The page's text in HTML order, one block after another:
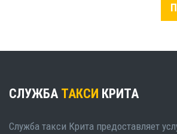
СЛУЖБА ТАКСИ КРИТА
Служба такси Крита предоставляет